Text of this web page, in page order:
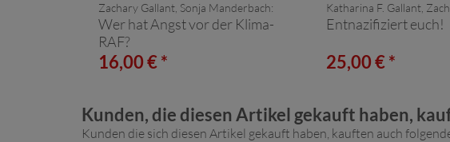
Zachary Gallant, Sonja Manderbach:
Wer hat Angst vor der Klima-
RAF?
16,00 € *
Katharina F. Gallant,
Entnazifiziert euch!
25,00 € *
Kunden, die diesen Artikel gekauft haben,
Kunden die sich diesen Artikel gekauft haben, kauften auch